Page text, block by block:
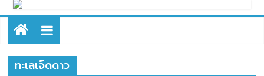
ทะเลเจ็ดดาว